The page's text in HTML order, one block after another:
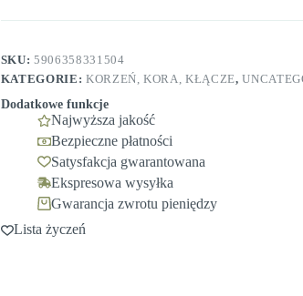
100g
Raj
SKU:5906358331504
KATEGORIE: KORZEŃ, KORA, KŁĄCZE,
Dodatkowe funkcje
Najwyższa jakość
Bezpieczne płatności
Satysfakcja gwarantowana
Ekspresowa wysyłka
Gwarancja zwrotu pieniędzy
Lista życzeń